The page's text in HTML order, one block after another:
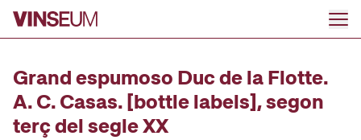
Go to content
Grand espumoso Duc de la Flotte.
A. C. Casas. [bottle labels], segon
terç del segle XX